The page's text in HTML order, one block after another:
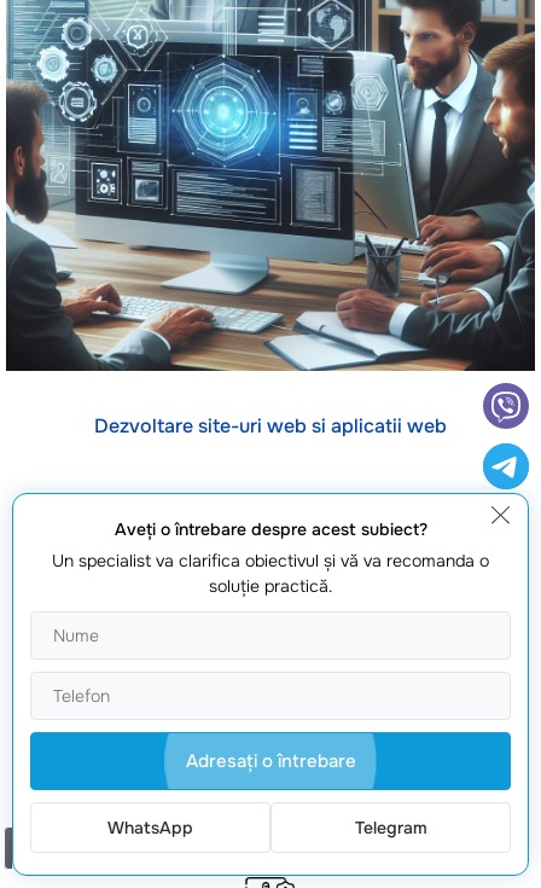
Dezvoltare site-uri web si aplicatii web
De încredere pentru proiecte web
Experiență confirmată
Lucrăm din 2008 și livrăm proiecte stabile, cu proces clar și
suport după lansare.
Aveţi o întrebare despre acest subiect?
Un specialist va clarifica obiectivul şi vă va recomanda o
soluţie practică.
Adresaţi o întrebare
WhatsApp Telegram
Comanda un apel